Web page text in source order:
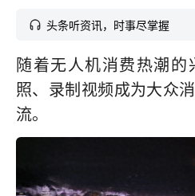
头条听资讯，时事尽掌握
随着无人机消费热潮
照、录制视频成为大众
流。